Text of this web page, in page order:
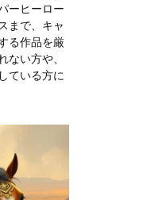
ーヒーロー
まで、キャ
る作品を厳
い方や、
ている方に